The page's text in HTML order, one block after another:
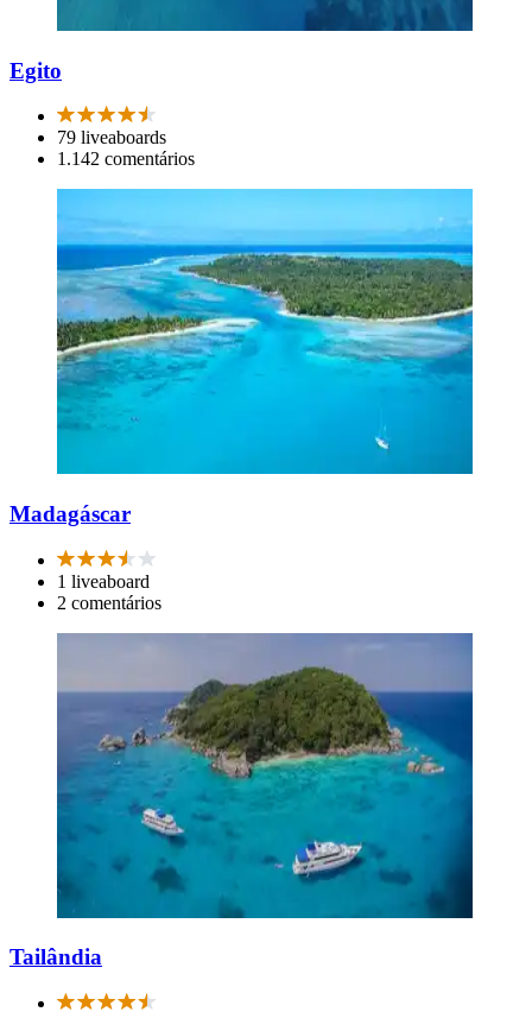
Egito
79 liveaboards
1.142 comentários
Madagáscar
1 liveaboard
2 comentários
Tailândia